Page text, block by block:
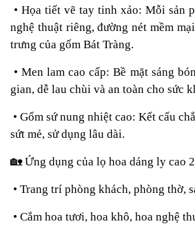
• Họa tiết vẽ tay tinh xảo: Mỗi sản
nghệ thuật riêng, đường nét mềm
trưng của gốm Bát Tràng.
• Men lam cao cấp: Bề mặt sáng
gian, dễ lau chùi và an toàn cho sức
• Gốm sứ nung nhiệt cao: Kết cấu
sứt mẻ, sử dụng lâu dài.
🏡Ứng dụng của lọ hoa dáng ly cao
• Trang trí phòng khách, phòng thờ,
• Cắm hoa tươi, hoa khô, hoa nghệ